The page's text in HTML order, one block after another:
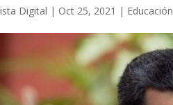
Digital | Oct 25, 2021 | Educación